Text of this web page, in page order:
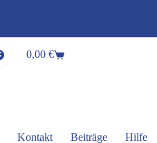
Warenkorb
0,00 €
Kontakt Beiträge Hilfe